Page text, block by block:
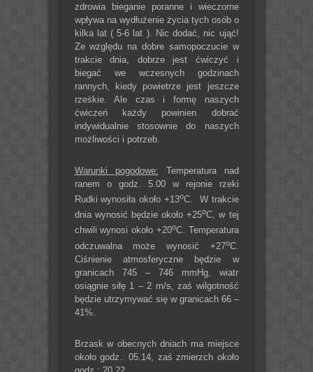
zdrowia bieganie poranne i wieczorne
wpływa na wydłużenie życia tych osób o
kilka lat ( 5-6 lat ). Nic dodać, nic ująć!
Ze względu na dobre samopoczucie w
trakcie dnia, dobrze jest ćwiczyć i
biegać we wczesnych godzinach
rannych, kiedy powietrze jest jeszcze
rześkie. Ale czas i formę naszych
ćwiczeń każdy powinien dobrać
indywidualnie stosownie do naszych
możliwości i potrzeb.
Warunki pogodowe: Temperatura nad
ranem o godz. 5.00 w rejonie rzeki
Rudki wynosiła około +13oC. W trakcie
dnia wynosić będzie około +25oC, w tej
chwili wynosi około +20oC. Temperatura
odczuwalna może wynosić +27oC.
Ciśnienie atmosferyczne będzie w
granicach 745 – 746 mmHg, wiatr
osiągnie siłę 1 – 2 m/s, zaś wilgotność
będzie utrzymywać się w granicach 66 –
41%.
Brzask w obecnych dniach ma miejsce
około godz.: 05.14, zaś zmierzch około